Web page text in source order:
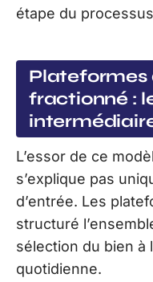
étape du
Plateformes
fractionné :
L’essor de ce
s’explique pas
d’entrée. Les
structuré
sélection du bien à
quotidienne.